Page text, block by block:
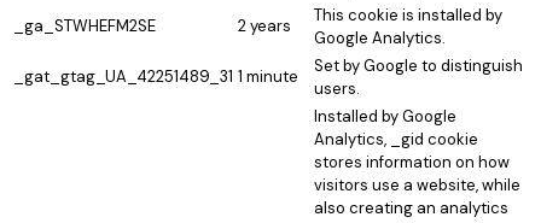
_ga_STWHEFM2SE
2 years
This cookie is installed by
Google Analytics.
_gat_gtag_UA_42251489_31 1 minute
Set by Google to distinguish
users.
Installed by Google
Analytics, _gid cookie
stores information on how
visitors use a website, while
also creating an analytics